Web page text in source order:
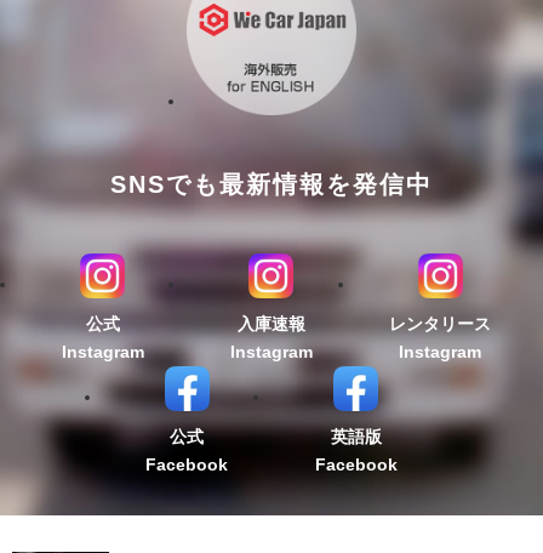
SNSでも最新情報を発信中
公式
Instagram
入庫速報
Instagram
レンタリース
Instagram
公式
Facebook
英語版
Facebook